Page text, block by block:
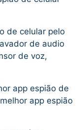
de celular pelo
de audio
de voz,
app espião de
app espião